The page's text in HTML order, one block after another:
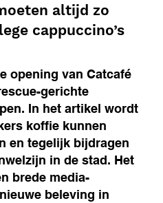
altijd zo
cappuccino’s
opening van Catcafé
gerichte
In het artikel wordt
koffie kunnen
en tegelijk bijdragen
in de stad. Het
brede media-
beleving in